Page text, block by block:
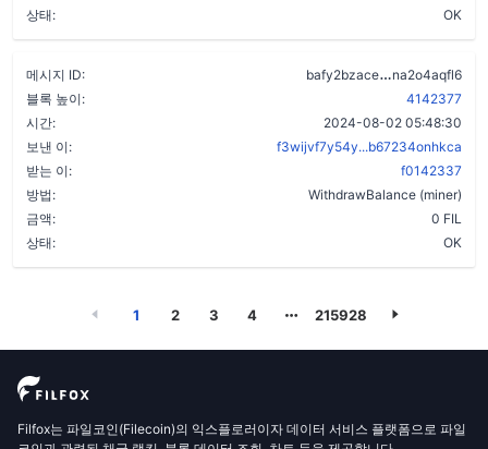
상태:
OK
메시지 ID: bafy2bzace
na2o4aqfl6
블록 높이:
4142377
시간:
2024-08-02 05:48:30
보낸 이:
f3wijvf7y54y...b67234onhkca
받는 이:
f0142337
방법:
WithdrawBalance (miner)
금액:
0 FIL
상태:
OK
1 2 3 4 215928
Filfox는 파일코인(Filecoin)의 익스플로러이자 데이터 서비스 플랫폼으로 파일